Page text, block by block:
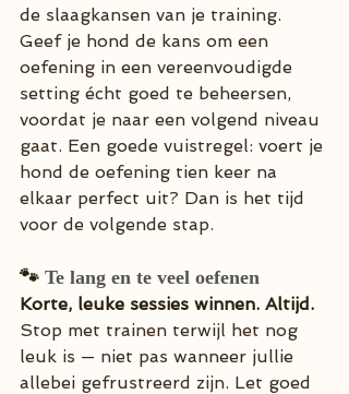
de slaagkansen van je training.
Geef je hond de kans om een
oefening in een vereenvoudigde
setting écht goed te beheersen,
voordat je naar een volgend niveau
gaat. Een goede vuistregel: voert je
hond de oefening tien keer na
elkaar perfect uit? Dan is het tijd
voor de volgende stap.
🐾 Te lang en te veel oefenen
Korte, leuke sessies winnen. Altijd.
Stop met trainen terwijl het nog
leuk is — niet pas wanneer jullie
allebei gefrustreerd zijn. Let goed